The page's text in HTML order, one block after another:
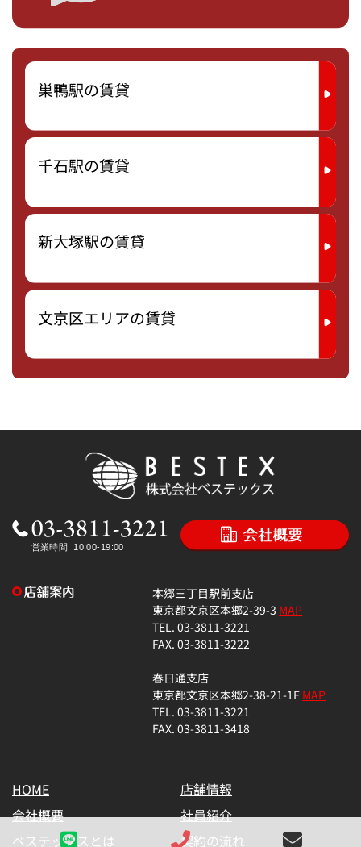
巣鴨駅の賃貸
千石駅の賃貸
新大塚駅の賃貸
文京区エリアの賃貸
本郷三丁目駅前支店
東京都文京区本郷2-39-3 MAP
TEL. 03-3811-3221
FAX. 03-3811-3222
春日通支店
東京都文京区本郷2-38-21-1FMAP
TEL. 03-3811-3221
FAX. 03-3811-3418
HOME
店舗情報
会社概要
社員紹介
ベステックスとは
契約の流れ